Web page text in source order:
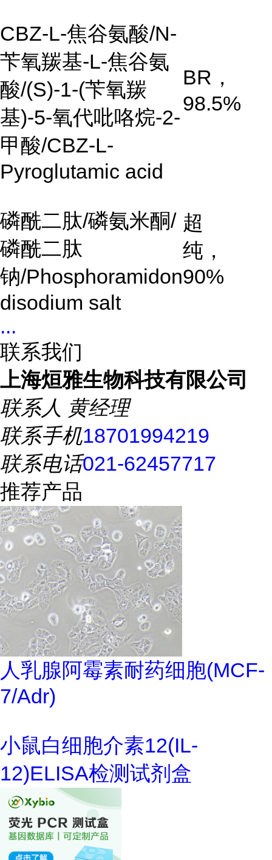
CBZ-L-焦谷氨酸/N-
苄氧羰基-L-焦谷氨
酸/(S)-1-(苄氧羰
基)-5-氧代吡咯烷-2-
甲酸/CBZ-L-
Pyroglutamic acid
BR，
98.5%
磷酰二肽/磷氨米酮/
磷酰二肽
钠/Phosphoramidon
disodium salt
超
纯，
90%
...
联系我们
上海烜雅生物科技有限公司
联系人 黄经理
联系手机18701994219
联系电话021-62457717
推荐产品
人乳腺阿霉素耐药细胞(MCF-
7/Adr)
小鼠白细胞介素12(IL-
12)ELISA检测试剂盒